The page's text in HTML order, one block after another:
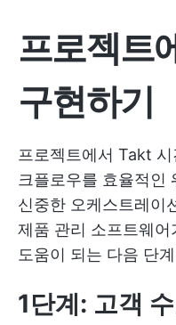
프로젝트
구현하기
프로젝트에서 Takt
크플로우를 효율적인
신중한 오케스트레이
제품 관리 소프트웨
도움이 되는 다음 단
1단계: 고객